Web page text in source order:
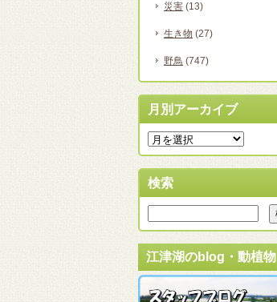
災害 (13)
生き物 (27)
野鳥 (747)
月別アーカイブ
検索
江津湖のblog・動植物